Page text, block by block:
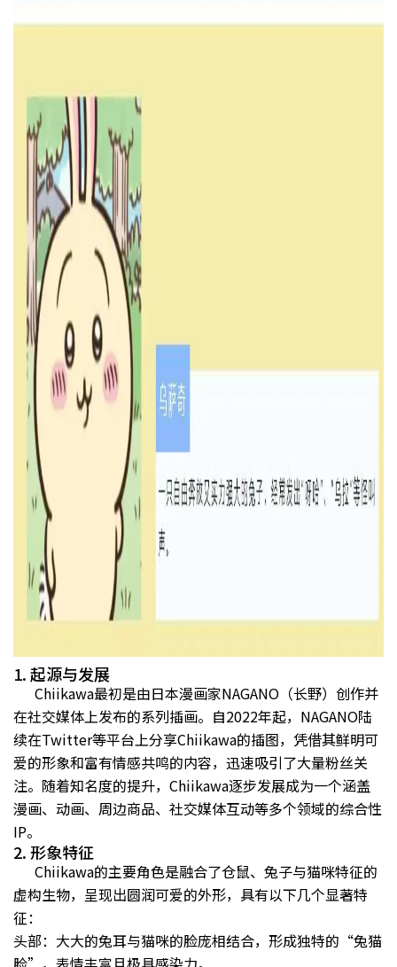
1. 起源与发展
Chiikawa最初是由日本漫画家NAGANO（长野）创作并
在社交媒体上发布的系列插画。自2022年起，NAGANO陆
续在Twitter等平台上分享Chiikawa的插图，凭借其鲜明可
爱的形象和富有情感共鸣的内容，迅速吸引了大量粉丝关
注。随着知名度的提升，Chiikawa逐步发展成为一个涵盖
漫画、动画、周边商品、社交媒体互动等多个领域的综合性
IP。
2. 形象特征
Chiikawa的主要角色是融合了仓鼠、兔子与猫咪特征的
虚构生物，呈现出圆润可爱的外形，具有以下几个显著特
征：
头部：大大的兔耳与猫咪的脸庞相结合，形成独特的“兔猫